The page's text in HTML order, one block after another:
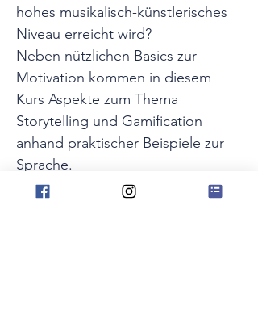
hohes musikalisch-künstlerisches
Niveau erreicht wird?
Neben nützlichen Basics zur
Motivation kommen in diesem
Kurs Aspekte zum Thema
Storytelling und Gamification
anhand praktischer Beispiele zur
Sprache.
Themen